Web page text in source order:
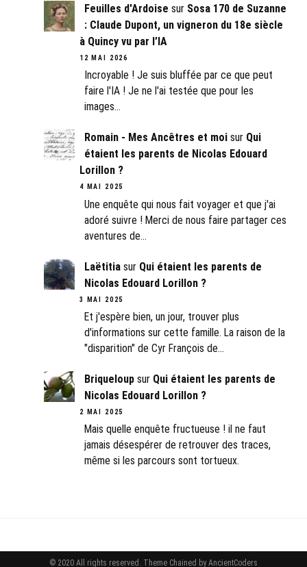
Feuilles d'Ardoise sur Sosa 170 de Suzanne
: Claude Dupont, un vigneron du 18e siècle
à Quincy vu par l’IA
12 MAI 2026
Incroyable ! Je suis bluffée par ce que peut
faire l'IA ! Je ne l'ai testée que pour les
images…
Romain - Mes Ancêtres et moisur Qui
étaient les parents de Nicolas Edouard
Lorillon ?
4 MAI 2025
Une enquête qui nous fait voyager et que j'ai
adoré suivre ! Merci de nous faire partager ces
aventures de…
Laëtitiasur Qui étaient les parents de
Nicolas Edouard Lorillon ?
3 MAI 2025
Et j'espère bien, un jour, trouver plus
d'informations sur cette famille. La raison de la
"disparition" de Cyr François de…
Briqueloupsur Qui étaient les parents de
Nicolas Edouard Lorillon ?
2 MAI 2025
Mais quelle enquête fructueuse ! il ne faut
jamais désespérer de retrouver des traces,
même si les parcours sont tortueux.
© 2020 All rights reserved. Theme Chained by AncientCoders